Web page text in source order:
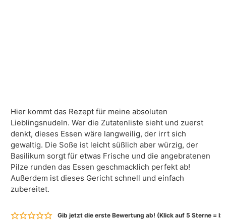
Hier kommt das Rezept für meine absoluten
Lieblingsnudeln. Wer die Zutatenliste sieht und zuerst
denkt, dieses Essen wäre langweilig, der irrt sich
gewaltig. Die Soße ist leicht süßlich aber würzig, der
Basilikum sorgt für etwas Frische und die angebratenen
Pilze runden das Essen geschmacklich perfekt ab!
Außerdem ist dieses Gericht schnell und einfach
zubereitet.
Gib jetzt die erste Bewertung ab! (Klick auf 5 Sterne =